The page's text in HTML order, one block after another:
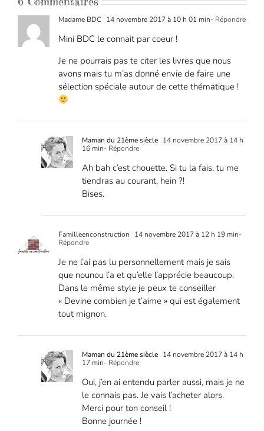
Madame BDC 14 novembre 2017 à 10 h 01 min- Répondre
Mini BDC le connait par coeur !
Je ne pourrais pas te citer les livres que nous
avons mais tu m’as donné envie de faire une
sélection spéciale autour de cette thématique !
Maman du 21ème siècle 14 novembre 2017 à 14 h
16 min- Répondre
Ah bah c’est chouette. Si tu la fais, tu me
tiendras au courant, hein ?!
Bises.
Familleenconstruction 14 novembre 2017 à 12 h 19 min-
Répondre
Je ne l’ai pas lu personnellement mais je sais
que nounou l’a et qu’elle l’apprécie beaucoup.
Dans le même style je peux te conseiller
« Devine combien je t’aime » qui est également
tout mignon.
Maman du 21ème siècle 14 novembre 2017 à 14 h
17 min- Répondre
Oui, j’en ai entendu parler aussi, mais je ne
le connais pas. Je vais l’acheter alors.
Merci pour ton conseil !
Bonne journée !